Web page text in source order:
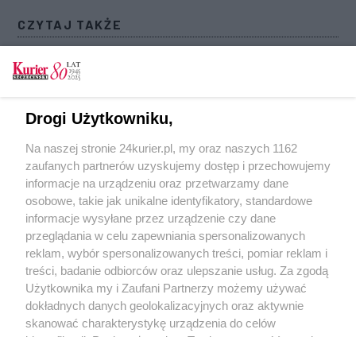
CZYTAJ TAKŻE
Radni murem za stoczniowcami. Chcą
Niepokój w „Gryfii”
Stocznia Szczecińska i MSR Gryfia pod
nadzorem MGMiŻŚ
POGODA
14℃
Zobacz prognozę na 3 dni
Drogi Użytkowniku,
Na naszej stronie 24kurier.pl, my oraz naszych 1162
zaufanych partnerów uzyskujemy dostęp i przechowujemy
informacje na urządzeniu oraz przetwarzamy dane
osobowe, takie jak unikalne identyfikatory, standardowe
informacje wysyłane przez urządzenie czy dane
przeglądania w celu zapewniania spersonalizowanych
reklam, wybór spersonalizowanych treści, pomiar reklam i
treści, badanie odbiorców oraz ulepszanie usług. Za zgodą
Użytkownika my i Zaufani Partnerzy możemy używać
dokładnych danych geolokalizacyjnych oraz aktywnie
skanować charakterystykę urządzenia do celów